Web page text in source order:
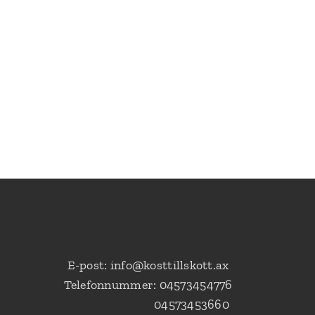
E-post: info@kosttillskott.ax
Telefonnummer: 04573454776
04573453660